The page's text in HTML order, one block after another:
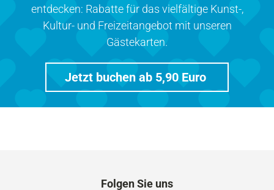
entdecken: Rabatte für das vielfältige Kunst-,
Kultur- und Freizeitangebot mit unseren
Gästekarten.
Jetzt buchen ab 5,90 Euro
Folgen Sie uns